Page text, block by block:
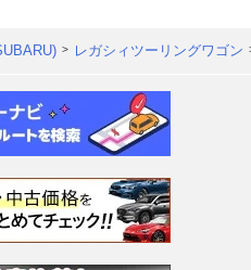
レガシィツーリングワゴン